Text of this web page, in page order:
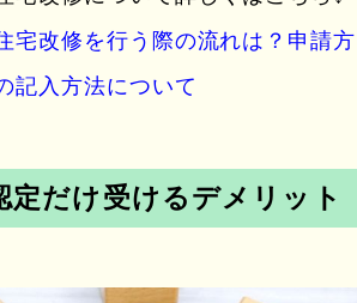
宅改修を行う際の流れは？申請方
記入方法について
定だけ受けるデメリット